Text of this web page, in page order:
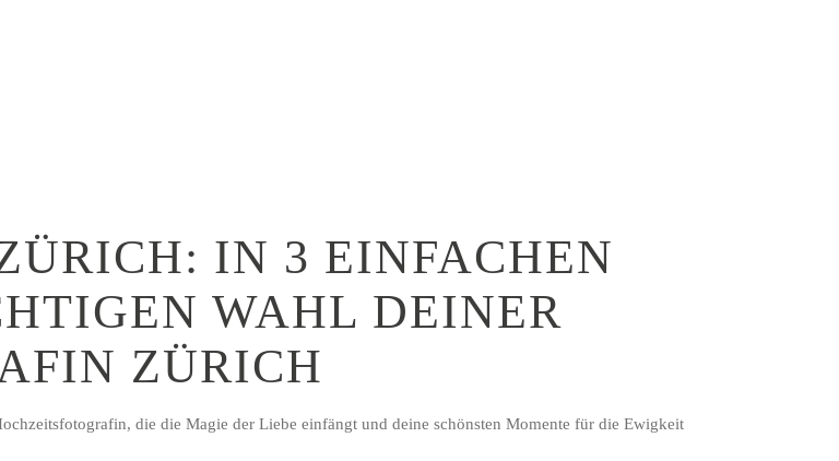
IN 3 EINFACHEN
WAHL DEINER
ZÜRICH
die die Magie der Liebe einfängt und deine schönsten Momente für die Ewigkeit